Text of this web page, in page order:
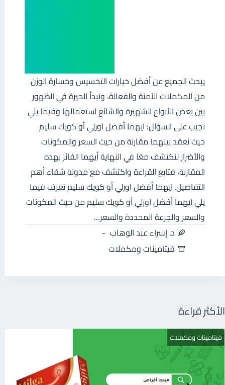
يبحث الجميع عن أفضل خيارات التخسيس وخسارة الوزن
من المكملات الآمنة والفعالة، وتبدأ الحيرة في الظهور
بين بعض الأنواع الشهيرة والشائع استعمالها وفيما يلي
نجيب على السؤال: ايهما أفضل اورلي أو كويك سليم
حيث نعقد بينهما مقارنة من حيث السعر والمكونات
والأضرار لنكتشف معًا في النهاية أيهما الفائز بهذه
المقارنة، فتابع القراءة واكتشف مع مدونة شفاء أهم
التفاصيل. ايهما أفضل اورلي أو كويك سليم تعرف فيما
يلي ايهما أفضل اورلي أو كويك سليم من حيث المكونات
والسعر والجرعة المحددة والسعر…
د. إسراء عبد الوهاب
فيتامينات ومكملات
الأكثر قراءة
فيتامينات ومكملات